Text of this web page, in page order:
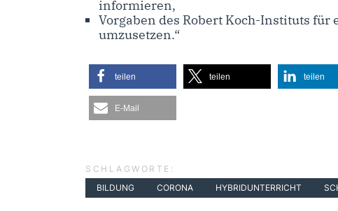
informieren,
Vorgaben des Robert Koch-Instituts
umzusetzen.“
teilen teilen teilen
E-Mail
SCHLAGWORTE:
BILDUNG
CORONA HYBRIDUNTERRICHT